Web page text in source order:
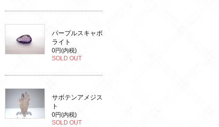
パープルスキャポ
ライト
0円(内税)
SOLD OUT
サボテンアメジス
ト
0円(内税)
SOLD OUT